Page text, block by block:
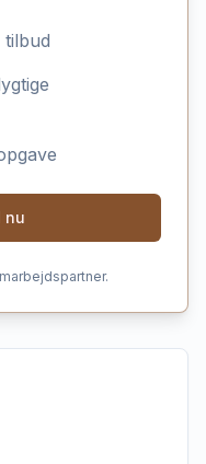
tilbud
nu